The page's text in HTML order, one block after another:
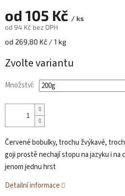
od 105 Kč / ks
od 94 Kč bez DPH
Měrná
od 269,80 Kč / 1 kg
Zvolte variantu
Množství:
Červené bobulky, trochu žvýkavé,
goji prostě nechají stopu na jazyku i na
jenom jednu hrst
Detailní informace